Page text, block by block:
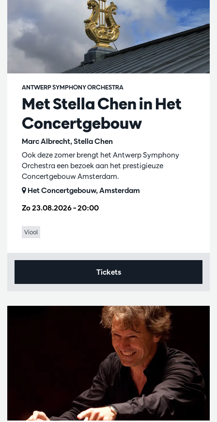
Met Stella Chen in Het
Concertgebouw
Marc Albrecht, Stella Chen
ANTWERP SYMPHONY ORCHESTRA
Zo 23.08.2026– 20:00
Ook deze zomer brengt het Antwerp Symphony
Orchestra een bezoek aan het prestigieuze
Concertgebouw Amsterdam.
Het Concertgebouw, Amsterdam
Viool
Tickets